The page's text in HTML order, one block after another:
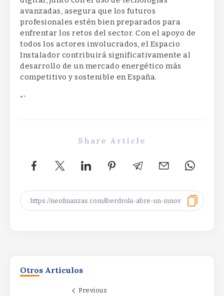
avanzadas, asegura que los futuros
profesionales estén bien preparados para
enfrentar los retos del sector. Con el apoyo de
todos los actores involucrados, el Espacio
Instalador contribuirá significativamente al
desarrollo de un mercado energético más
competitivo y sostenible en España.
“`
Share Article
Otros Artículos
Previous
Nasdaq que avanza un 2.700% en un
gran estrella del Nasdaq que avanza un